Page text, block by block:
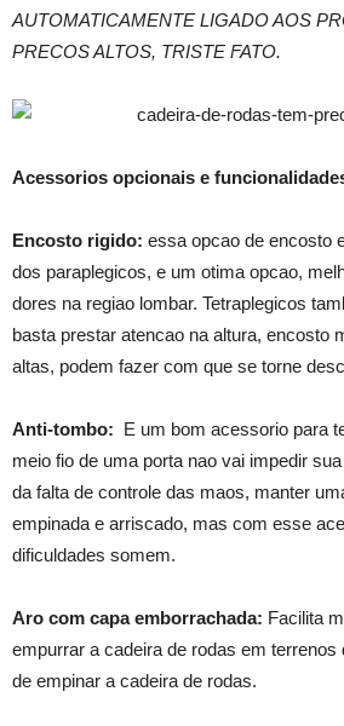
AUTOMATICAMENTE LIGADO AOS
PRECOS ALTOS, TRISTE FATO.
Acessorios opcionais e
Encosto rigido: essa opcao de encosto
dos paraplegicos, e um otima opcao,
dores na regiao lombar. Tetraplegicos
basta prestar atencao na altura, encosto
altas, podem fazer com que se torne
Anti-tombo: E um bom acessorio para
meio fio de uma porta nao vai impedir
da falta de controle das maos, manter
empinada e arriscado, mas com esse
dificuldades somem.
Aro com capa emborrachada: Facilita
empurrar a cadeira de rodas em terrenos
de empinar a cadeira de rodas.